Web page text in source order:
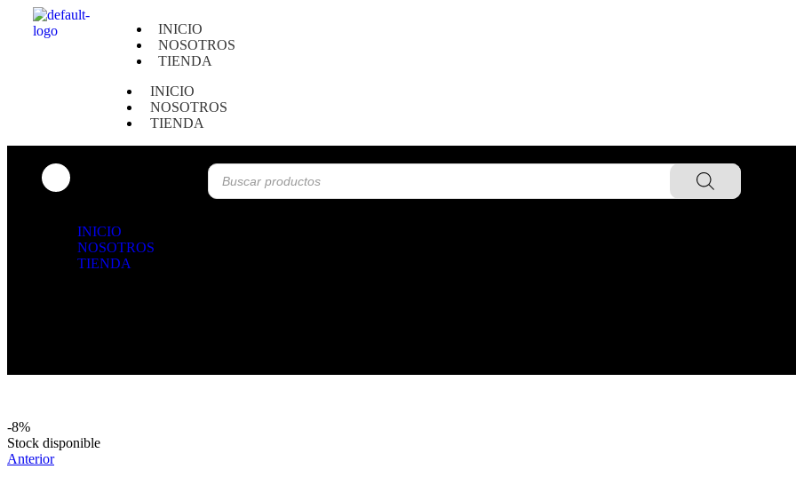
INICIO
NOSOTROS
TIENDA
INICIO
NOSOTROS
TIENDA
INICIO
NOSOTROS
TIENDA
-8%
Stock disponible
Anterior